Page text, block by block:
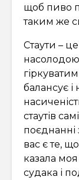
щоб пиво
таким же
Стаути –
балансує
стаутів
вас є те,
казала
судака і